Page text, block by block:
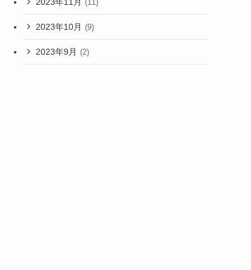
(11)
2023年10月 (9)
2023年9月 (2)